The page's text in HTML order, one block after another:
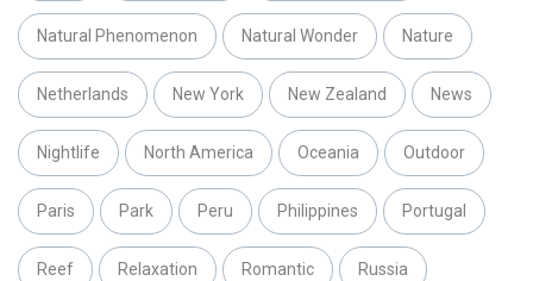
Natural Phenomenon Natural Wonder Nature
Netherlands New York New Zealand News
Nightlife North America Oceania Outdoor
Paris Park Peru Philippines Portugal
Reef Relaxation Romantic Russia